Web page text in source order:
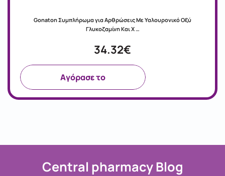
Gonaton Συμπλήρωμα για Αρθρώσεις Με Υαλουρονικό Οξύ
Γλυκοζαμίνη Και Χ …
34.32€
Aγόρασε το
Central pharmacy Blog